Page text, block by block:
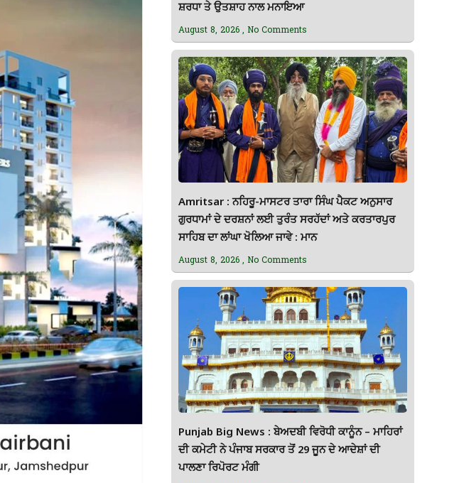
ਸ਼ਰਧਾ ਤੇ ਉਤਸ਼ਾਹ ਨਾਲ ਮਨਾਇਆ
August 8, 2026 No Comments
Amritsar : ਨਹਿਰੂ-ਮਾਸਟਰ ਤਾਰਾ ਸਿੰਘ ਪੈਕਟ ਅਨੁਸਾਰ
ਗੁਰਧਾਮਾਂ ਦੇ ਦਰਸ਼ਨਾਂ ਲਈ ਤੁਰੰਤ ਸਰਹੱਦਾਂ ਅਤੇ ਕਰਤਾਰਪੁਰ
ਸਾਹਿਬ ਦਾ ਲਾਂਘਾ ਖੋਲਿਆ ਜਾਵੇ : ਮਾਨ
August 8, 2026 No Comments
Punjab Big News : ਬੇਅਦਬੀ ਵਿਰੋਧੀ ਕਾਨੂੰਨ – ਮਾਹਿਰਾਂ
ਦੀ ਕਮੇਟੀ ਨੇ ਪੰਜਾਬ ਸਰਕਾਰ ਤੋਂ 29 ਜੂਨ ਦੇ ਆਦੇਸ਼ਾਂ ਦੀ
ਪਾਲਣਾ ਰਿਪੋਰਟ ਮੰਗੀ